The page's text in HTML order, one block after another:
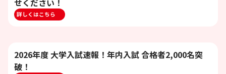
せください！
詳しくはこちら
2026年度 大学入試速報！年内入試 合格者2,000名突
破！